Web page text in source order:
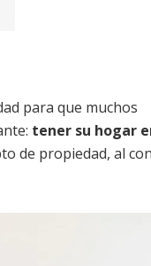
para que muchos
tener su hogar
de propiedad, al